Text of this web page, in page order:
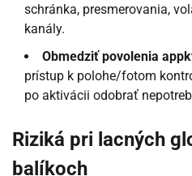
schránka, presmerovania,
kanály.
Obmedziť povolenia
prístup k polohe/fotom
po aktivácii odobrať
Riziká pri lacných
balíkoch